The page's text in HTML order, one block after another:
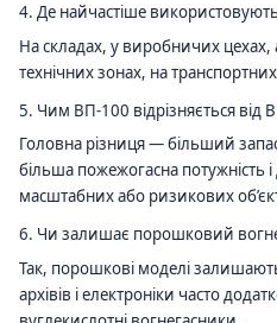
4. Де найчастіше
На складах, у виробничих цехах,
технічних зонах, на
5. Чим ВП-100 відрізняється від
Головна різниця — більший
більша пожежогасна потужність і
масштабних або ризикових
6. Чи залишає порошковий
Так, порошкові моделі
архівів і електроніки часто